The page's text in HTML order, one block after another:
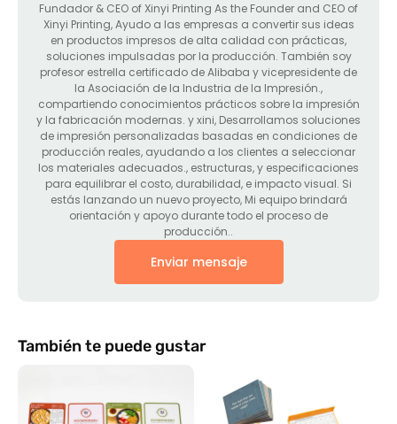
Fundador & CEO of Xinyi Printing As the Founder and CEO of
Xinyi Printing, Ayudo a las empresas a convertir sus ideas
en productos impresos de alta calidad con prácticas,
soluciones impulsadas por la producción. También soy
profesor estrella certificado de Alibaba y vicepresidente de
la Asociación de la Industria de la Impresión.,
compartiendo conocimientos prácticos sobre la impresión
y la fabricación modernas. y xini, Desarrollamos soluciones
de impresión personalizadas basadas en condiciones de
producción reales, ayudando a los clientes a seleccionar
los materiales adecuados., estructuras, y especificaciones
para equilibrar el costo, durabilidad, e impacto visual. Si
estás lanzando un nuevo proyecto, Mi equipo brindará
orientación y apoyo durante todo el proceso de
producción..
Enviar mensaje
También te puede gustar